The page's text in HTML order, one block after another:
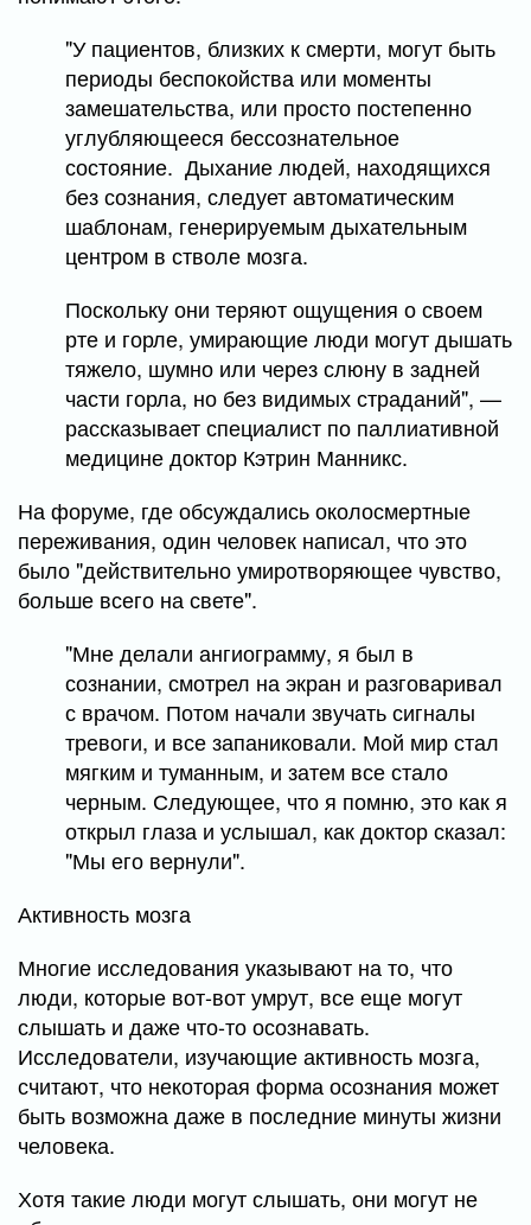
"У пациентов, близких к смерти, могут быть
периоды беспокойства или моменты
замешательства, или просто постепенно
углубляющееся бессознательное
состояние. Дыхание людей, находящихся
без сознания, следует автоматическим
шаблонам, генерируемым дыхательным
центром в стволе мозга.
Поскольку они теряют ощущения о своем
рте и горле, умирающие люди могут дышать
тяжело, шумно или через слюну в задней
части горла, но без видимых страданий", —
рассказывает специалист по паллиативной
медицине доктор Кэтрин Манникс.
На форуме, где обсуждались околосмертные
переживания, один человек написал, что это
было "действительно умиротворяющее чувство,
больше всего на свете".
"Мне делали ангиограмму, я был в
сознании, смотрел на экран и разговаривал
с врачом. Потом начали звучать сигналы
тревоги, и все запаниковали. Мой мир стал
мягким и туманным, и затем все стало
черным. Следующее, что я помню, это как я
открыл глаза и услышал, как доктор сказал:
"Мы его вернули".
Активность мозга
Многие исследования указывают на то, что
люди, которые вот-вот умрут, все еще могут
слышать и даже что-то осознавать.
Исследователи, изучающие активность мозга,
считают, что некоторая форма осознания может
быть возможна даже в последние минуты жизни
человека.
Хотя такие люди могут слышать, они могут не